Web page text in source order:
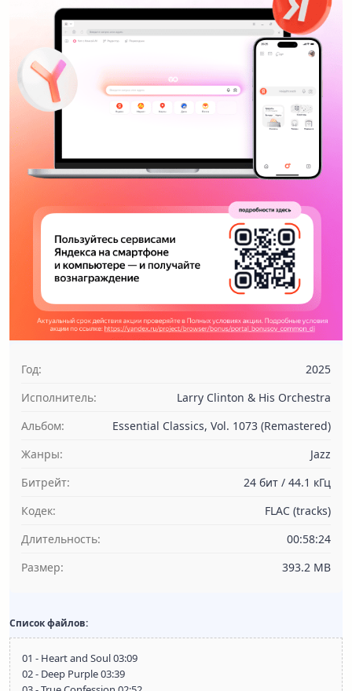
Год:
2025
Исполнитель:
Larry Clinton & His Orchestra
Альбом:
Essential Classics, Vol. 1073 (Remastered)
Жанры:
Jazz
Битрейт:
24 бит / 44.1 кГц
Кодек:
FLAC (tracks)
Длительность:
00:58:24
Размер:
393.2 MB
Список файлов:
01 - Heart and Soul 03:09
02 - Deep Purple 03:39